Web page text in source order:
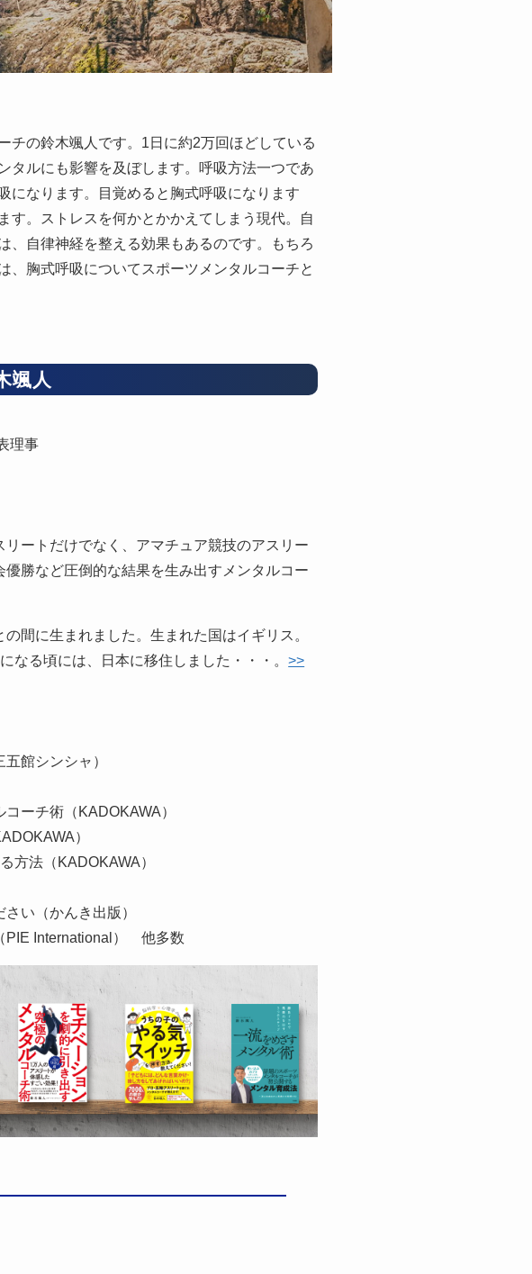
チの鈴木颯人です。1日に約2万回ほどしている
タルにも影響を及ぼします。呼吸方法一つであ
になります。目覚めると胸式呼吸になります
す。ストレスを何かとかかえてしまう現代。自
、自律神経を整える効果もあるのです。もちろ
、胸式呼吸についてスポーツメンタルコーチと
颯人
理事
ートだけでなく、アマチュア競技のアスリー
勝など圧倒的な結果を生み出すメンタルコー
間に生まれました。生まれた国はイギリス。
なる頃には、日本に移住しました・・・。>>
館シンシャ）
ーチ術（KADOKAWA）
）
方法（KADOKAWA）
い（かんき出版）
PIE International） 他多数